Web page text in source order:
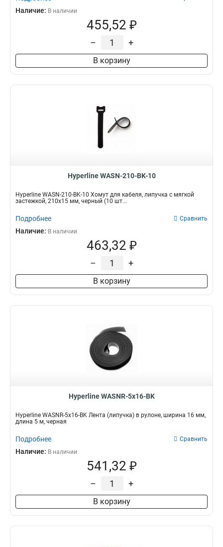
Наличие: В наличии
455,52 ₽
– +
В корзину
Hyperline WASN-210-BK-10
Hyperline WASN-210-BK-10 Хомут для кабеля, липучка с мягкой
застежкой, 210x15 мм, черный (10 шт...
Подробнее Сравнить
Наличие: В наличии
463,32 ₽
– +
В корзину
Hyperline WASNR-5x16-BK
Hyperline WASNR-5x16-BK Лента (липучка) в рулоне, ширина 16 мм,
длина 5 м, черная
Подробнее Сравнить
Наличие: В наличии
541,32 ₽
– +
В корзину